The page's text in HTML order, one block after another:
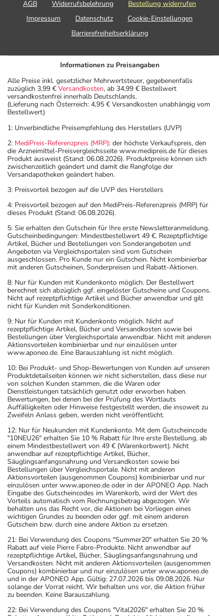
AGB Widerrufsbelehrung
Bestellung widerrufen
Impressum
Datenschutz
Cookie-Einstellungen
Barrierefreiheitserklärung
Informationen zu Preisangaben
Alle Preise inkl. gesetzlicher Mehrwertsteuer, gegebenenfalls
zuzüglich 3,99 € Versandkosten, ab 34,99 € Bestellwert
versandkostenfrei innerhalb Deutschlands.
(Lieferung nach Österreich: 4,95 € Versandkosten unabhängig vom
Bestellwert)
1: Unverbindliche Preisempfehlung des Herstellers (UVP)
2: MediPreis-Referenzpreis (MRP): der höchste Verkaufspreis, den
die Arzneimittel-Preisvergleichsseite www.medipreis.de für dieses
Produkt ausweist (Stand: 06.08.2026). Produktpreise können sich
zwischenzeitlich geändert und damit die Rangfolge der
Versandapotheken geändert haben.
3: Preisvorteil bezogen auf die UVP des Herstellers
4: Preisvorteil bezogen auf den MediPreis-Referenzpreis (MRP) für
dieses Produkt (Stand: 06.08.2026).
5: Sie erhalten den Gutschein für Ihre erste Newsletteranmeldung.
Gutscheinbedingungen: Mindestbestellwert 49 €. Rezeptpflichtige
Artikel, Bücher und Bestellungen von Sonderangeboten und
Angeboten via Vergleichsportalen sind vom Gutschein
ausgeschlossen. Pro Kunde nur ein Gutschein. Nicht kombinierbar
mit anderen Gutscheinen, Sonderpreisen und Rabatt-Aktionen.
8: Nur für Kunden mit Kundenkonto möglich. Der Bestellwert
berechnet sich abzüglich ggf. eingelöster Gutscheine und Coupons.
Nicht auf rezeptpflichtige Artikel und Bücher anwendbar und gilt
nicht für Kunden mit Sonderkonditionen.
9: Nur für Kunden mit Kundenkonto möglich. Nicht auf
rezeptpflichtige Artikel, Bücher und Versandkosten sowie bei
Bestellungen über Vergleichsportale anwendbar. Nicht mit anderen
Aktionsvorteilen kombinierbar und nur einzulösen unter
www.aponeo.de. Eine Barauszahlung ist nicht möglich.
10: Bei Produkt- und Shop-Bewertungen von Kunden auf unseren
Produktdetailseiten können wir nicht sicherstellen, dass diese nur
von solchen Kunden stammen, die die Waren oder
Dienstleistungen tatsächlich genutzt oder erworben haben.
Bewertungen, bei denen bei der Prüfung des Wortlauts
Auffälligkeiten oder Hinweise festgestellt werden, die insoweit zu
Zweifeln Anlass geben, werden nicht veröffentlicht.
12: Nur für Neukunden mit Kundenkonto. Mit dem Gutscheincode
"10NEU26" erhalten Sie 10 % Rabatt für Ihre erste Bestellung, ab
einem Mindestbestellwert von 49 € (Warenkorbwert). Nicht
anwendbar auf rezeptpflichtige Artikel, Bücher,
Säuglingsanfangsnahrung und Versandkosten sowie bei
Bestellungen über Vergleichsportale. Nicht mit anderen
Aktionsvorteilen (ausgenommen Coupons) kombinierbar und nur
einzulösen unter www.aponeo.de oder in der APONEO App. Nach
Eingabe des Gutscheincodes im Warenkorb, wird der Wert des
Vorteils automatisch vom Rechnungsbetrag abgezogen. Wir
behalten uns das Recht vor, die Aktionen bei Vorliegen eines
wichtigen Grundes zu beenden oder ggf. mit einem anderen
Gutschein bzw. durch eine andere Aktion zu ersetzen.
21: Bei Verwendung des Coupons "Summer20" erhalten Sie 20 %
Rabatt auf viele Pierre Fabre-Produkte. Nicht anwendbar auf
rezeptpflichtige Artikel, Bücher, Säuglingsanfangsnahrung und
Versandkosten. Nicht mit anderen Aktionsvorteilen (ausgenommen
Coupons) kombinierbar und nur einzulösen unter www.aponeo.de
und in der APONEO App. Gültig: 27.07.2026 bis 09.08.2026. Nur
solange der Vorrat reicht. Wir behalten uns vor, die Aktion früher
zu beenden. Keine Barauszahlung.
22: Bei Verwendung des Coupons "Vital2026" erhalten Sie 20 %